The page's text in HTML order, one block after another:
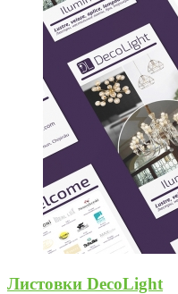
Листовки DecoLight